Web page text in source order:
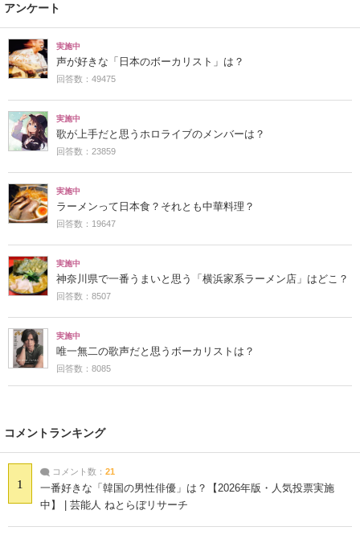
アンケート
実施中
声が好きな「日本のボーカリスト」は？
回答数：49475
実施中
歌が上手だと思うホロライブのメンバーは？
回答数：23859
実施中
ラーメンって日本食？それとも中華料理？
回答数：19647
実施中
神奈川県で一番うまいと思う「横浜家系ラーメン店」はどこ？
回答数：8507
実施中
唯一無二の歌声だと思うボーカリストは？
回答数：8085
コメントランキング
1
コメント数： 21
一番好きな「韓国の男性俳優」は？【2026年版・人気投票実施
中】 | 芸能人 ねとらぼリサーチ